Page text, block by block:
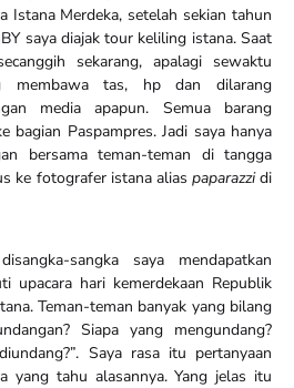
Istana Merdeka, setelah sekian tahun
saya diajak tour keliling istana. Saat
sekarang, apalagi sewaktu
membawa tas, hp dan dilarang
media apapun. Semua barang
bagian Paspampres. Jadi saya hanya
bersama teman-teman di tangga
ke fotografer istana alias paparazzidi
sangka saya mendapatkan
upacara hari kemerdekaan Republik
Teman-teman banyak yang bilang
Siapa yang mengundang?
Saya rasa itu pertanyaan
yang tahu alasannya. Yang jelas itu